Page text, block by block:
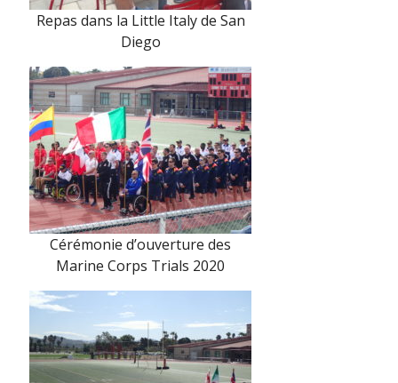
Repas dans la Little Italy de San
Diego
Cérémonie d’ouverture des
Marine Corps Trials 2020